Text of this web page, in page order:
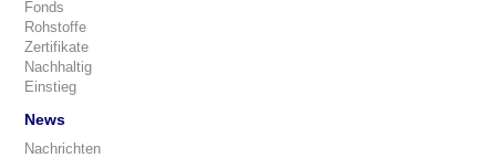
Fonds
Rohstoffe
Zertifikate
Nachhaltig
Einstieg
News
Nachrichten